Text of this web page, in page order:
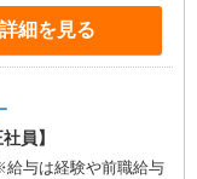
詳細を見る
員】